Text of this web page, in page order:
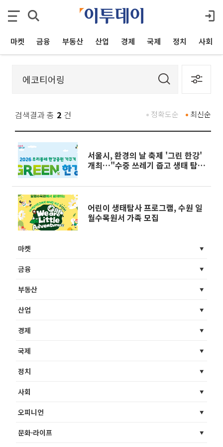
마켓 금융 부동산 산업 경제 국제 정치 사회
검색결과 총 2 건 최신순
정확도순
서울시, 환경의 날 축제 '그린 한강'
개최…"수중 쓰레기 줍고 생태 탐
어린이 생태탐사 프로그램, 수원 일
월수목원서 가족 모집
마켓
금융
부동산
산업
경제
국제
정치
사회
오피니언
문화·라이프